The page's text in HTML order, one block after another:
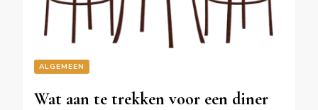
ALGEMEEN
Wat aan te trekken voor een diner